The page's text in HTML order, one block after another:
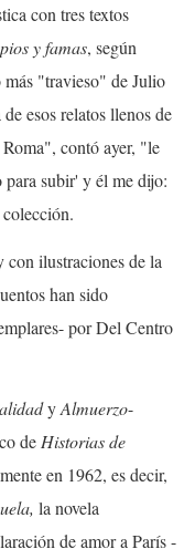
con tres textos
y famas, según
"travieso" de Julio
esos relatos llenos de
contó ayer, "le
para subir' y él me dijo:
con ilustraciones de la
han sido
por Del Centro
yAlmuerzo-
de Historias de
en 1962, es decir,
la novela
de amor a París -